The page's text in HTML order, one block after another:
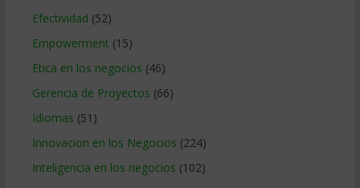
Efectividad (52)
Empowerment (15)
Etica en los negocios (46)
Gerencia de Proyectos (66)
Idiomas (51)
Innovacion en los Negocios (224)
Inteligencia en los negocios (102)